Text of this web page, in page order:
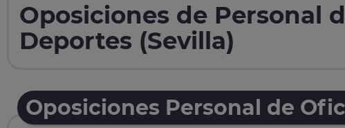
Oposiciones de Personal
Deportes (Sevilla)
Oposiciones Personal de